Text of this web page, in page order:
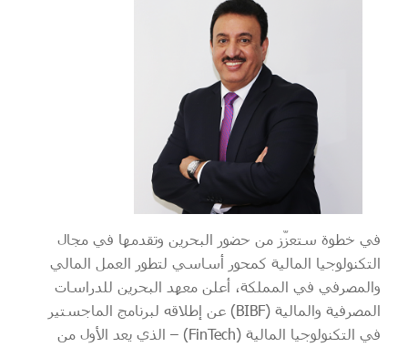
في خطوة ستعزّز من حضور البحرين وتقدمها في مجال
التكنولوجيا المالية كمحور أساسي لتطور العمل المالي
والمصرفي في المملكة، أعلن معهد البحرين للدراسات
المصرفية والمالية (BIBF) عن إطلاقه لبرنامج الماجستير
في التكنولوجيا المالية (FinTech) – الذي يعد الأول من